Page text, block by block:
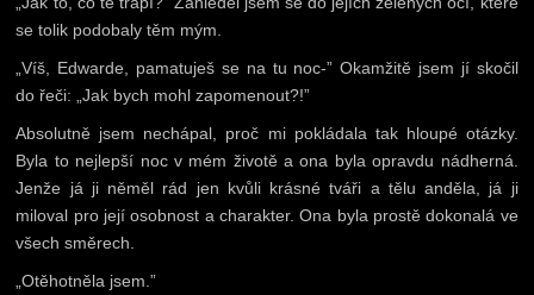
se tolik podobaly těm mým.
„Víš, Edwarde, pamatuješ se na tu noc-” Okamžitě jsem jí skočil
do řeči: „Jak bych mohl zapomenout?!”
Absolutně jsem nechápal, proč mi pokládala tak hloupé otázky.
Byla to nejlepší noc v mém životě a ona byla opravdu nádherná.
Jenže já ji něměl rád jen kvůli krásné tváři a tělu anděla, já ji
miloval pro její osobnost a charakter. Ona byla prostě dokonalá ve
všech směrech.
„Otěhotněla jsem.”